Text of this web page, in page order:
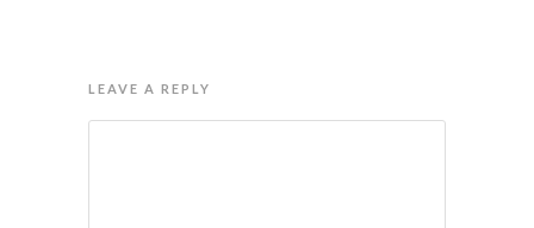
LEAVE A REPLY